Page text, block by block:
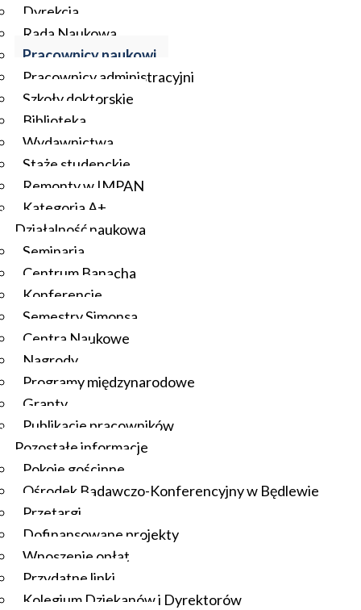
Dyrekcja
Rada Naukowa
Pracownicy naukowi
Pracownicy administracyjni
Szkoły doktorskie
Biblioteka
Wydawnictwa
Staże studenckie
Remonty w IMPAN
Kategoria A+
Działalność naukowa
Seminaria
Centrum Banacha
Konferencje
Semestry Simonsa
Centra Naukowe
Nagrody
Programy międzynarodowe
Granty
Publikacje pracowników
Pozostałe informacje
Pokoje gościnne
Ośrodek Badawczo-Konferencyjny w Będlewie
Przetargi
Dofinansowane projekty
Wnoszenie opłat
Przydatne linki
Kolegium Dziekanów i Dyrektorów